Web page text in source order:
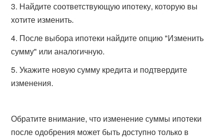
Найдите соответствующую ипотеку, которую вы
хотите изменить.
После выбора ипотеки найдите опцию "Изменить
сумму" или аналогичную.
Укажите новую сумму кредита и подтвердите
изменения.
Обратите внимание, что изменение суммы ипотеки
после одобрения может быть доступно только в